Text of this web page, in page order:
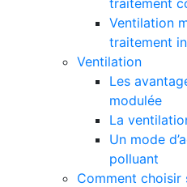
Ventilation
traitement
Ventilation
Les
modulée
La
Un mode
polluant
Comment choisir